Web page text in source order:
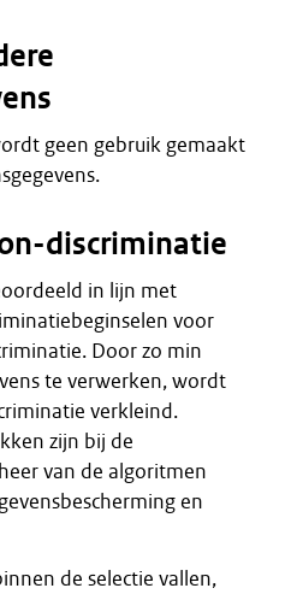
geen gebruik gemaakt
discriminatie
in lijn met
voor
Door zo min
te verwerken, wordt
verkleind.
zijn bij de
van de algoritmen
en
de selectie vallen,